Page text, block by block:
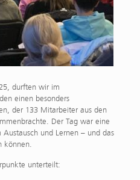
durften wir im
einen besonders
der 133 Mitarbeiter aus den
Der Tag war eine
und Lernen – und das
können.
unterteilt: